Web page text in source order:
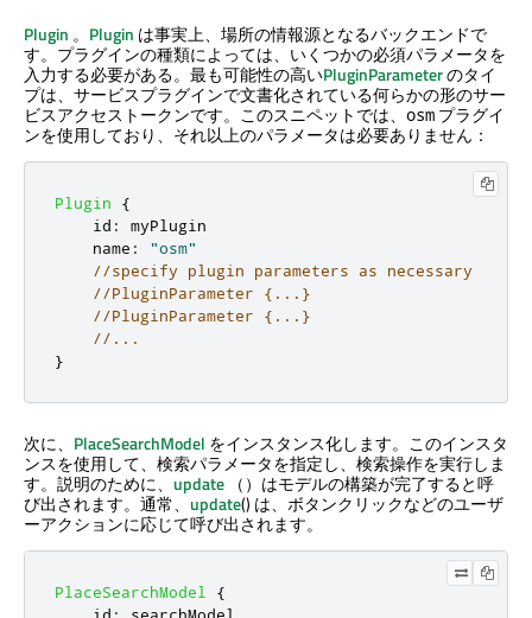
Plugin 。 Plugin は事実上、場所の情報源となるバックエンドで
す。プラグインの種類によっては、いくつかの必須パラメータを
入力する必要がある。最も可能性の高いPluginParameterのタイ
プは、サービスプラグインで文書化されている何らかの形のサー
ビスアクセストークンです。このスニペットでは、 osm プラグイ
ンを使用しており、それ以上のパラメータは必要ありません：
Plugin
{
id :
myPlugin
name :
"osm"
//specify plugin parameters as necessary
//PluginParameter {...}
//PluginParameter {...}
//...
}
次に、 PlaceSearchModel をインスタンス化します。このインスタ
ンスを使用して、検索パラメータを指定し、検索操作を実行しま
す。説明のために、 update （）はモデルの構築が完了すると呼
び出されます。通常、 update() は、ボタンクリックなどのユーザ
ーアクションに応じて呼び出されます。
PlaceSearchModel
{